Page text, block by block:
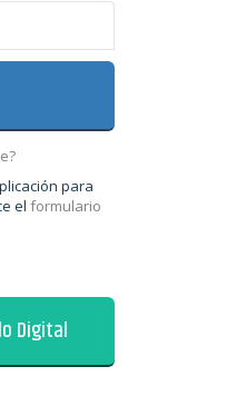
para
el formulario
Digital